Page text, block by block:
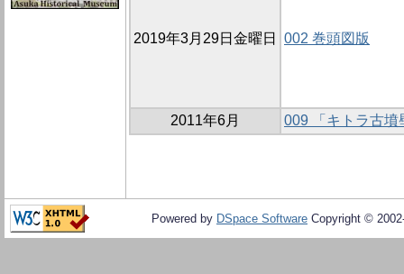
2019年3月29日金曜日 002 巻頭図版
2011年6月 009 「キトラ古墳
Powered by DSpace Software Copyright ©